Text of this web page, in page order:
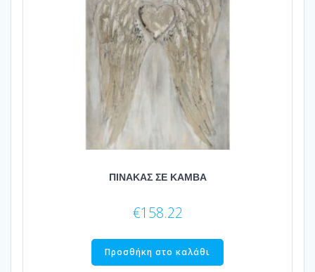
ΠΙΝΑΚΑΣ ΣΕ ΚΑΜΒΑ
€158.22
Προσθήκη στο καλάθι